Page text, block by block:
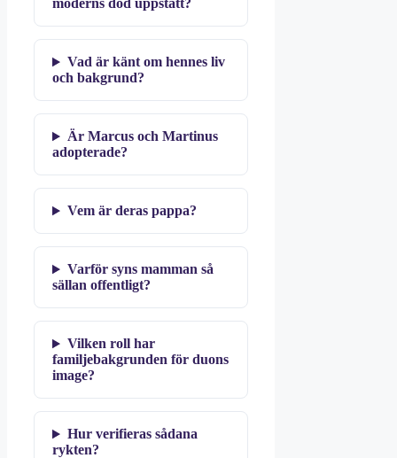
moderns död uppstått?
Vad är känt om hennes liv
och bakgrund?
Är Marcus och Martinus
adopterade?
Vem är deras pappa?
Varför syns mamman så
sällan offentligt?
Vilken roll har
familjebakgrunden för duons
image?
Hur verifieras sådana
rykten?